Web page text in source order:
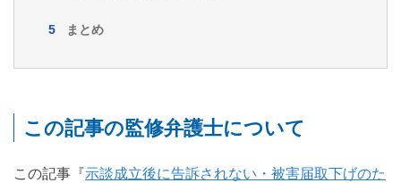
まとめ
この記事の監修弁護士について
この記事『示談成立後に告訴されない・被害届取下げのた